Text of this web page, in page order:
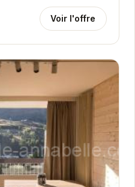
Voir l'offre